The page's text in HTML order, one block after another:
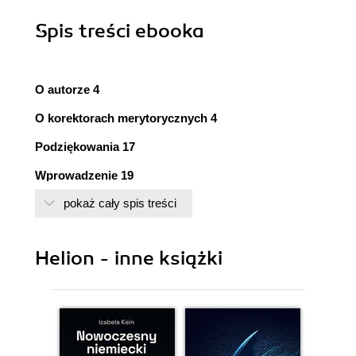
Spis treści ebooka
O autorze 4
O korektorach merytorycznych 4
Podziękowania 17
Wprowadzenie 19
Kto powinien przeczytać tę książkę? 20
Wpisywanie kodu źródłowego 23
Konwencje zastosowane w książce 24
Pobieranie i instalowanie Pythona 24
Instalacja Pythona w systemie Windows 24
pokaż cały spis treści
Helion - inne książki